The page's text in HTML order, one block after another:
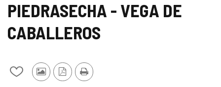
León
PIEDRASECHA - VEGA DE
CABALLEROS
从
其
PDF
打